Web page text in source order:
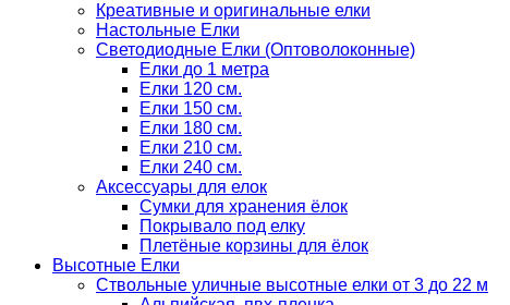
Креативные и оригинальные елки
Настольные Елки
Светодиодные Елки (Оптоволоконные)
Елки до 1 метра
Елки 120 см.
Елки 150 см.
Елки 180 см.
Елки 210 см.
Елки 240 см.
Аксессуары для елок
Сумки для хранения ёлок
Покрывало под елку
Плетёные корзины для ёлок
Высотные Елки
Ствольные уличные высотные елки от 3 до 22 м